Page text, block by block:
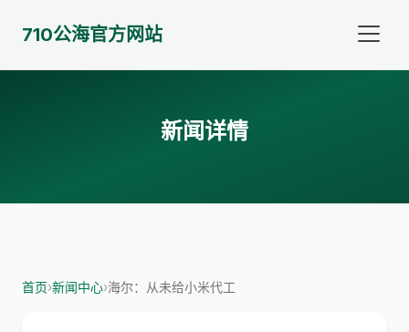
710公海官方网站
新闻详情
首页›新闻中心›海尔：从未给小米代工